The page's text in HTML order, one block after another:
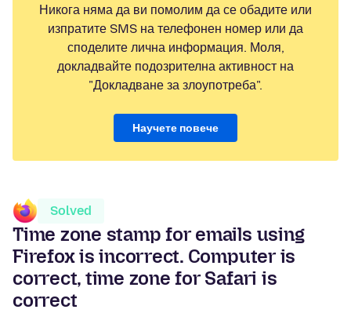
Никога няма да ви помолим да се обадите или
изпратите SMS на телефонен номер или да
споделите лична информация. Моля,
докладвайте подозрителна активност на
"Докладване за злоупотреба".
Научете повече
Solved
Time zone stamp for emails using
Firefox is incorrect. Computer is
correct, time zone for Safari is
correct